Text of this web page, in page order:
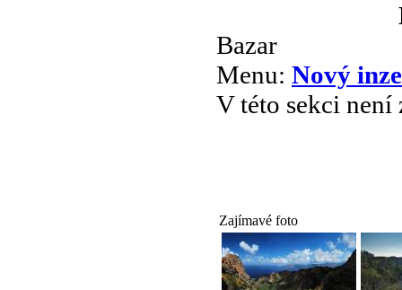
Bazar
Menu: Nový
V této sekci není
Zajímavé foto